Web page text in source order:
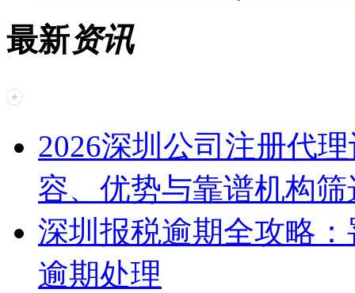
最新资讯
2026深圳公司注册代
容、优势与靠谱机构筛
深圳报税逾期全攻略
逾期处理